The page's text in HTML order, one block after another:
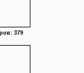
379